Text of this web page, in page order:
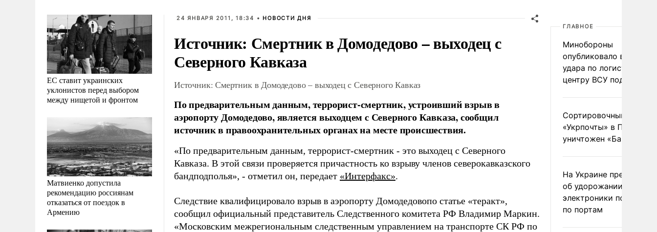
ЕС ставит украинских
уклонистов перед выбором
между нищетой и фронтом
Матвиенко допустила
рекомендацию россиянам
отказаться от поездок в
Армению
24 ЯНВАРЯ 2011, 18:34 • НОВОСТИ ДНЯ
Источник: Смертник в Домодедово – выходец с
Северного Кавказа
Источник: Смертник в Домодедово – выходец с Северного Кавказ
По предварительным данным, террорист-смертник, устроивший взрыв в
аэропорту Домодедово, является выходцем с Северного Кавказа, сообщил
источник в правоохранительных органах на месте происшествия.
«По предварительным данным, террорист-смертник - это выходец с Северного
Кавказа. В этой связи проверяется причастность ко взрыву членов северокавказского
бандподполья», - отметил он, передает «Интерфакс».
Следствие квалифицировало взрыв в аэропорту Домодедовопо статье «теракт»,
сообщил официальный представитель Следственного комитета РФ Владимир Маркин.
«Московским межрегиональным следственным управлением на транспорте СК РФ по
ГЛАВНОЕ
Минобороны
опубликовало видео
удара по
центру ВСУ под Киевом
Сортировочный пункт
«Укрпочты» в
уничтожен
На Украине
об удорожании
электроники после
по портам